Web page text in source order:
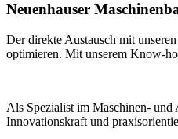
Neuenhauser
Der direkte Austausch mit
optimieren. Mit unserem Know-
Als Spezialist im Maschinen- und
Innovationskraft und